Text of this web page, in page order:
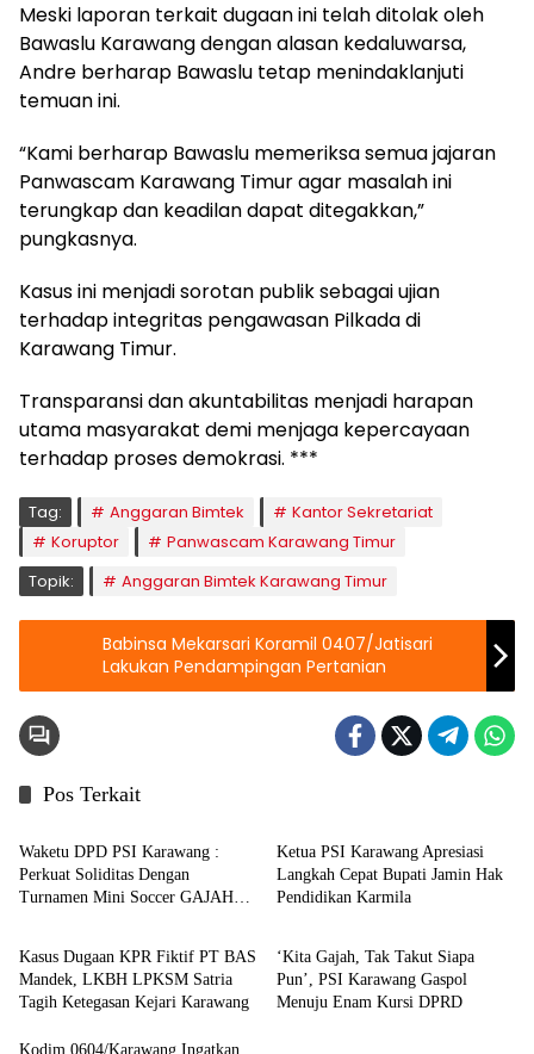
Meski laporan terkait dugaan ini telah ditolak oleh
Bawaslu Karawang dengan alasan kedaluwarsa,
Andre berharap Bawaslu tetap menindaklanjuti
temuan ini.
“Kami berharap Bawaslu memeriksa semua jajaran
Panwascam Karawang Timur agar masalah ini
terungkap dan keadilan dapat ditegakkan,”
pungkasnya.
Kasus ini menjadi sorotan publik sebagai ujian
terhadap integritas pengawasan Pilkada di
Karawang Timur.
Transparansi dan akuntabilitas menjadi harapan
utama masyarakat demi menjaga kepercayaan
terhadap proses demokrasi. ***
Tag: Anggaran Bimtek
Kantor Sekretariat
Koruptor
Panwascam Karawang Timur
Topik:
Anggaran Bimtek Karawang Timur
Babinsa Mekarsari Koramil 0407/Jatisari
Lakukan Pendampingan Pertanian
Pos Terkait
Berita
Waketu DPD PSI Karawang :
Perkuat Soliditas Dengan
Turnamen Mini Soccer GAJAH
Ketua PSI Karawang Apresiasi
Langkah Cepat Bupati Jamin Hak
Pendidikan Karmila
Berita
Kasus Dugaan KPR Fiktif PT BAS
Mandek, LKBH LPKSM Satria
Tagih Ketegasan Kejari Karawang
Berita
‘Kita Gajah, Tak Takut Siapa
Pun’, PSI Karawang Gaspol
Menuju Enam Kursi DPRD
Kodim 0604/Karawang Ingatkan
News